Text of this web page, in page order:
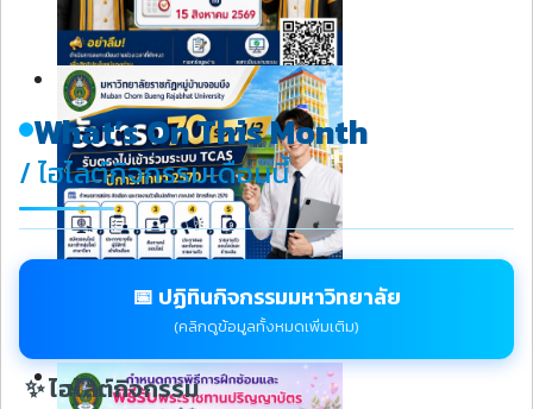
What’s On This Month
/ ไฮไลต์กิจกรรมเดือนนี้
📅 ปฏิทินกิจกรรมมหาวิทยาลัย
(คลิกดูข้อมูลทั้งหมดเพิ่มเติม)
✨ ไฮไลต์กิจกรรม